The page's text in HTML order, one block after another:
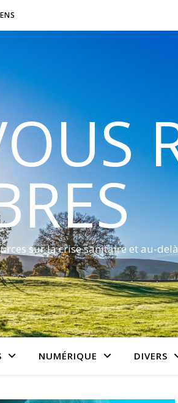
sur la crise sanitaire et au-delà
NUMÉRIQUE DIVERS